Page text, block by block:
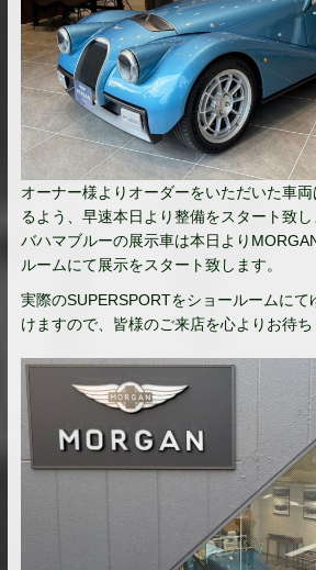
オーナー様よりオーダーをいただいた車
るよう、早速本日より整備をスタート致し
バハマブルーの展示車は本日より
ルームにて展示をスタート致します。
実際のSUPERSPORTをショールームに
けますので、皆様のご来店を心よりお待ち